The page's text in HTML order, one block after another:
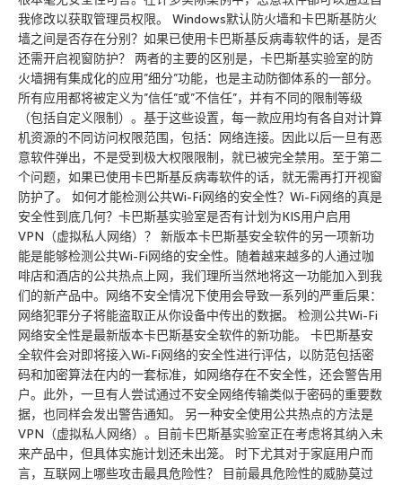
我修改以获取管理员权限。 Windows默认防火墙和卡巴斯基防火
墙之间是否存在分别？如果已使用卡巴斯基反病毒软件的话，是否
还需开启视窗防护？ 两者的主要的区别是，卡巴斯基实验室的防
火墙拥有集成化的应用”细分”功能，也是主动防御体系的一部分。
所有应用都将被定义为”信任”或”不信任”，并有不同的限制等级
（包括自定义限制）。基于这些设置，每一款应用均有各自对计算
机资源的不同访问权限范围，包括：网络连接。因此以后一旦有恶
意软件弹出，不是受到极大权限限制，就已被完全禁用。至于第二
个问题，如果已使用卡巴斯基反病毒软件的话，就无需再打开视窗
防护了。 如何才能检测公共Wi-Fi网络的安全性？Wi-Fi网络的真是
安全性到底几何？卡巴斯基实验室是否有计划为KIS用户启用
VPN（虚拟私人网络）？ 新版本卡巴斯基安全软件的另一项新功
能是能够检测公共Wi-Fi网络的安全性。随着越来越多的人通过咖
啡店和酒店的公共热点上网，我们理所当然地将这一功能加入到我
们的新产品中。网络不安全情况下使用会导致一系列的严重后果：
网络犯罪分子将能盗取正从你设备中传出的数据。 检测公共Wi-Fi
网络安全性是最新版本卡巴斯基安全软件的新功能。 卡巴斯基安
全软件会对即将接入Wi-Fi网络的安全性进行评估，以防范包括密
码和加密算法在内的一套标准，如网络存在不安全性，还会警告用
户。此外，一旦有人尝试通过不安全网络传输类似于密码的重要数
据，也同样会发出警告通知。 另一种安全使用公共热点的方法是
VPN（虚拟私人网络）。目前卡巴斯基实验室正在考虑将其纳入未
来产品中，但具体实施计划还未出笼。 时下尤其对于家庭用户而
言，互联网上哪些攻击最具危险性？ 目前最具危险性的威胁莫过